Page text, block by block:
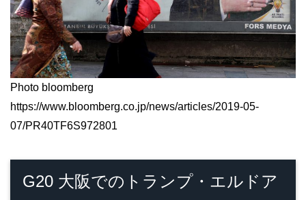
Photo bloomberg
https://www.bloomberg.co.jp/news/articles/2019-05-
07/PR40TF6S972801
G20 大阪でのトランプ・エルドア